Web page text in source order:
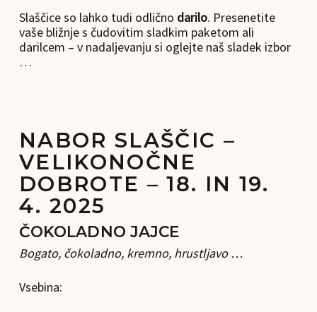
Slaščice so lahko tudi odlično darilo. Presenetite
vaše bližnje s čudovitim sladkim paketom ali
darilcem – v nadaljevanju si oglejte naš sladek izbor
…
NABOR SLAŠČIC –
VELIKONOČNE
DOBROTE – 18. IN 19.
4. 2025
ČOKOLADNO JAJCE
Bogato, čokoladno, kremno, hrustljavo …
Vsebina: